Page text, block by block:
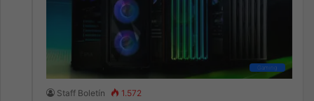
Gaming
Staff Boletín 1.572